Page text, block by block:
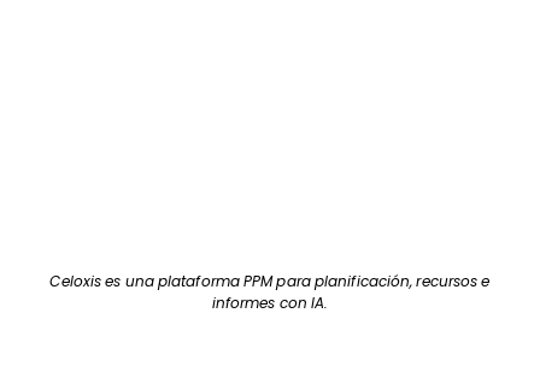
Celoxis es una plataforma PPM para planificación, recursos e
informes con IA.